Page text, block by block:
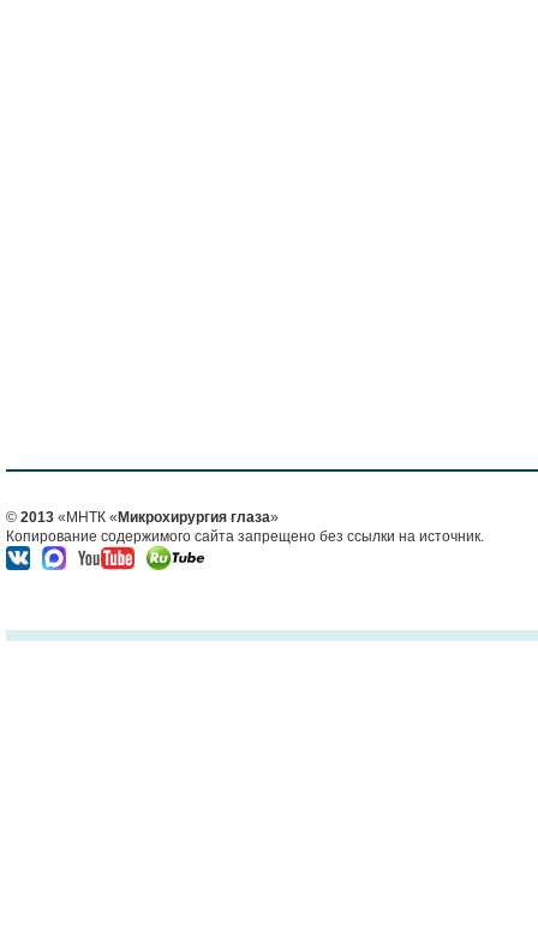
© 2013 «МНТК « Микрохирургия глаза»
Копирование содержимого сайта запрещено без ссылки на источник.